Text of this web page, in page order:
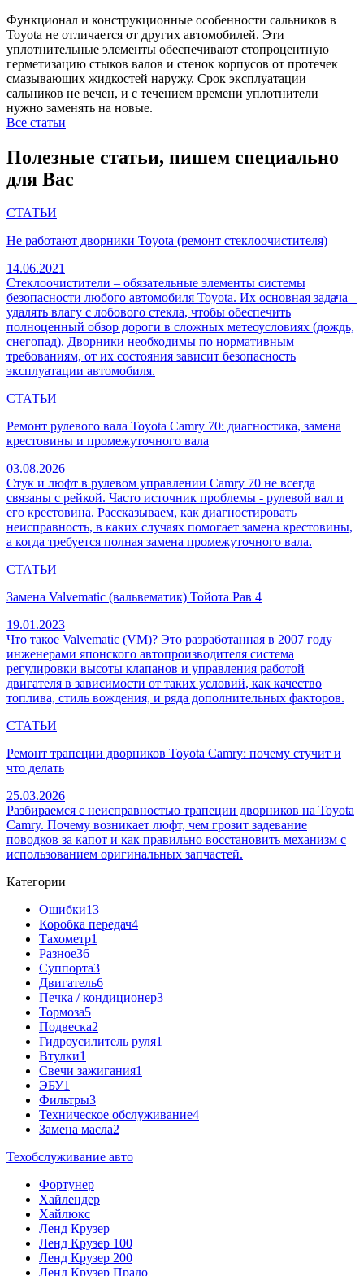
Функционал и конструкционные особенности сальников в
Toyota не отличается от других автомобилей. Эти
уплотнительные элементы обеспечивают стопроцентную
герметизацию стыков валов и стенок корпусов от протечек
смазывающих жидкостей наружу. Срок эксплуатации
сальников не вечен, и с течением времени уплотнители
нужно заменять на новые.
Все статьи
Полезные статьи, пишем специально
для Вас
СТАТЬИ
Не работают дворники Toyota (ремонт стеклоочистителя)
14.06.2021
Стеклоочистители – обязательные элементы системы
безопасности любого автомобиля Toyota. Их основная задача –
удалять влагу с лобового стекла, чтобы обеспечить
полноценный обзор дороги в сложных метеоусловиях (дождь,
снегопад). Дворники необходимы по нормативным
требованиям, от их состояния зависит безопасность
эксплуатации автомобиля.
СТАТЬИ
Ремонт рулевого вала Toyota Camry 70: диагностика, замена
крестовины и промежуточного вала
03.08.2026
Стук и люфт в рулевом управлении Camry 70 не всегда
связаны с рейкой. Часто источник проблемы - рулевой вал и
его крестовина. Рассказываем, как диагностировать
неисправность, в каких случаях помогает замена крестовины,
а когда требуется полная замена промежуточного вала.
СТАТЬИ
Замена Valvematic (вальвематик) Тойота Рав 4
19.01.2023
Что такое Valvematic (VM)? Это разработанная в 2007 году
инженерами японского автопроизводителя система
регулировки высоты клапанов и управления работой
двигателя в зависимости от таких условий, как качество
топлива, стиль вождения, и ряда дополнительных факторов.
СТАТЬИ
Ремонт трапеции дворников Toyota Camry: почему стучит и
что делать
25.03.2026
Разбираемся с неисправностью трапеции дворников на Toyota
Camry. Почему возникает люфт, чем грозит задевание
поводков за капот и как правильно восстановить механизм с
использованием оригинальных запчастей.
Категории
Ошибки13
Коробка передач4
Тахометр1
Разное36
Cуппорта3
Двигатель6
Печка / кондиционер3
Тормоза5
Подвеска2
Гидроусилитель руля1
Втулки1
Свечи зажигания1
ЭБУ1
Фильтры3
Техническое обслуживание4
Замена масла2
Техобслуживание авто
Фортунер
Хайлендер
Хайлюкс
Ленд Крузер
Ленд Крузер 100
Ленд Крузер 200
Ленд Крузер Прадо